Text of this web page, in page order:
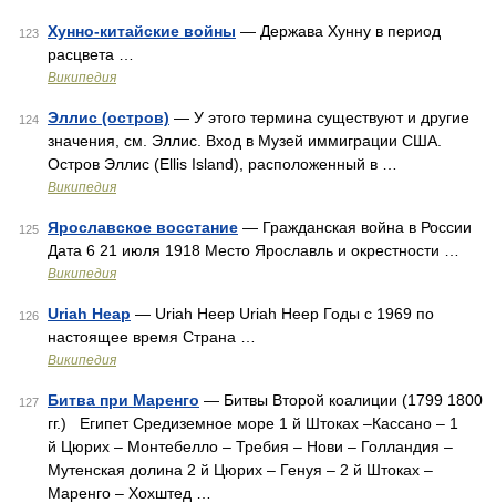
123 Хунно-китайские войны — Держава Хунну в период
расцвета …
Википедия
124 Эллис (остров) — У этого термина существуют и другие
значения, см. Эллис. Вход в Музей иммиграции США.
Остров Эллис (Ellis Island), расположенный в …
Википедия
125 Ярославское восстание — Гражданская война в России
Дата 6 21 июля 1918 Место Ярославль и окрестности …
Википедия
126 Uriah Heap — Uriah Heep Uriah Heep Годы c 1969 по
настоящее время Страна …
Википедия
127 Битва при Маренго — Битвы Второй коалиции (1799 1800
гг.) Египет Средиземное море 1 й Штоках –Кассано – 1
й Цюрих – Монтебелло – Требия – Нови – Голландия –
Мутенская долина 2 й Цюрих – Генуя – 2 й Штоках –
Маренго – Хохштед …